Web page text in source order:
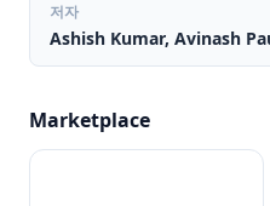
저자
Ashish Kumar, Avinash
Marketplace